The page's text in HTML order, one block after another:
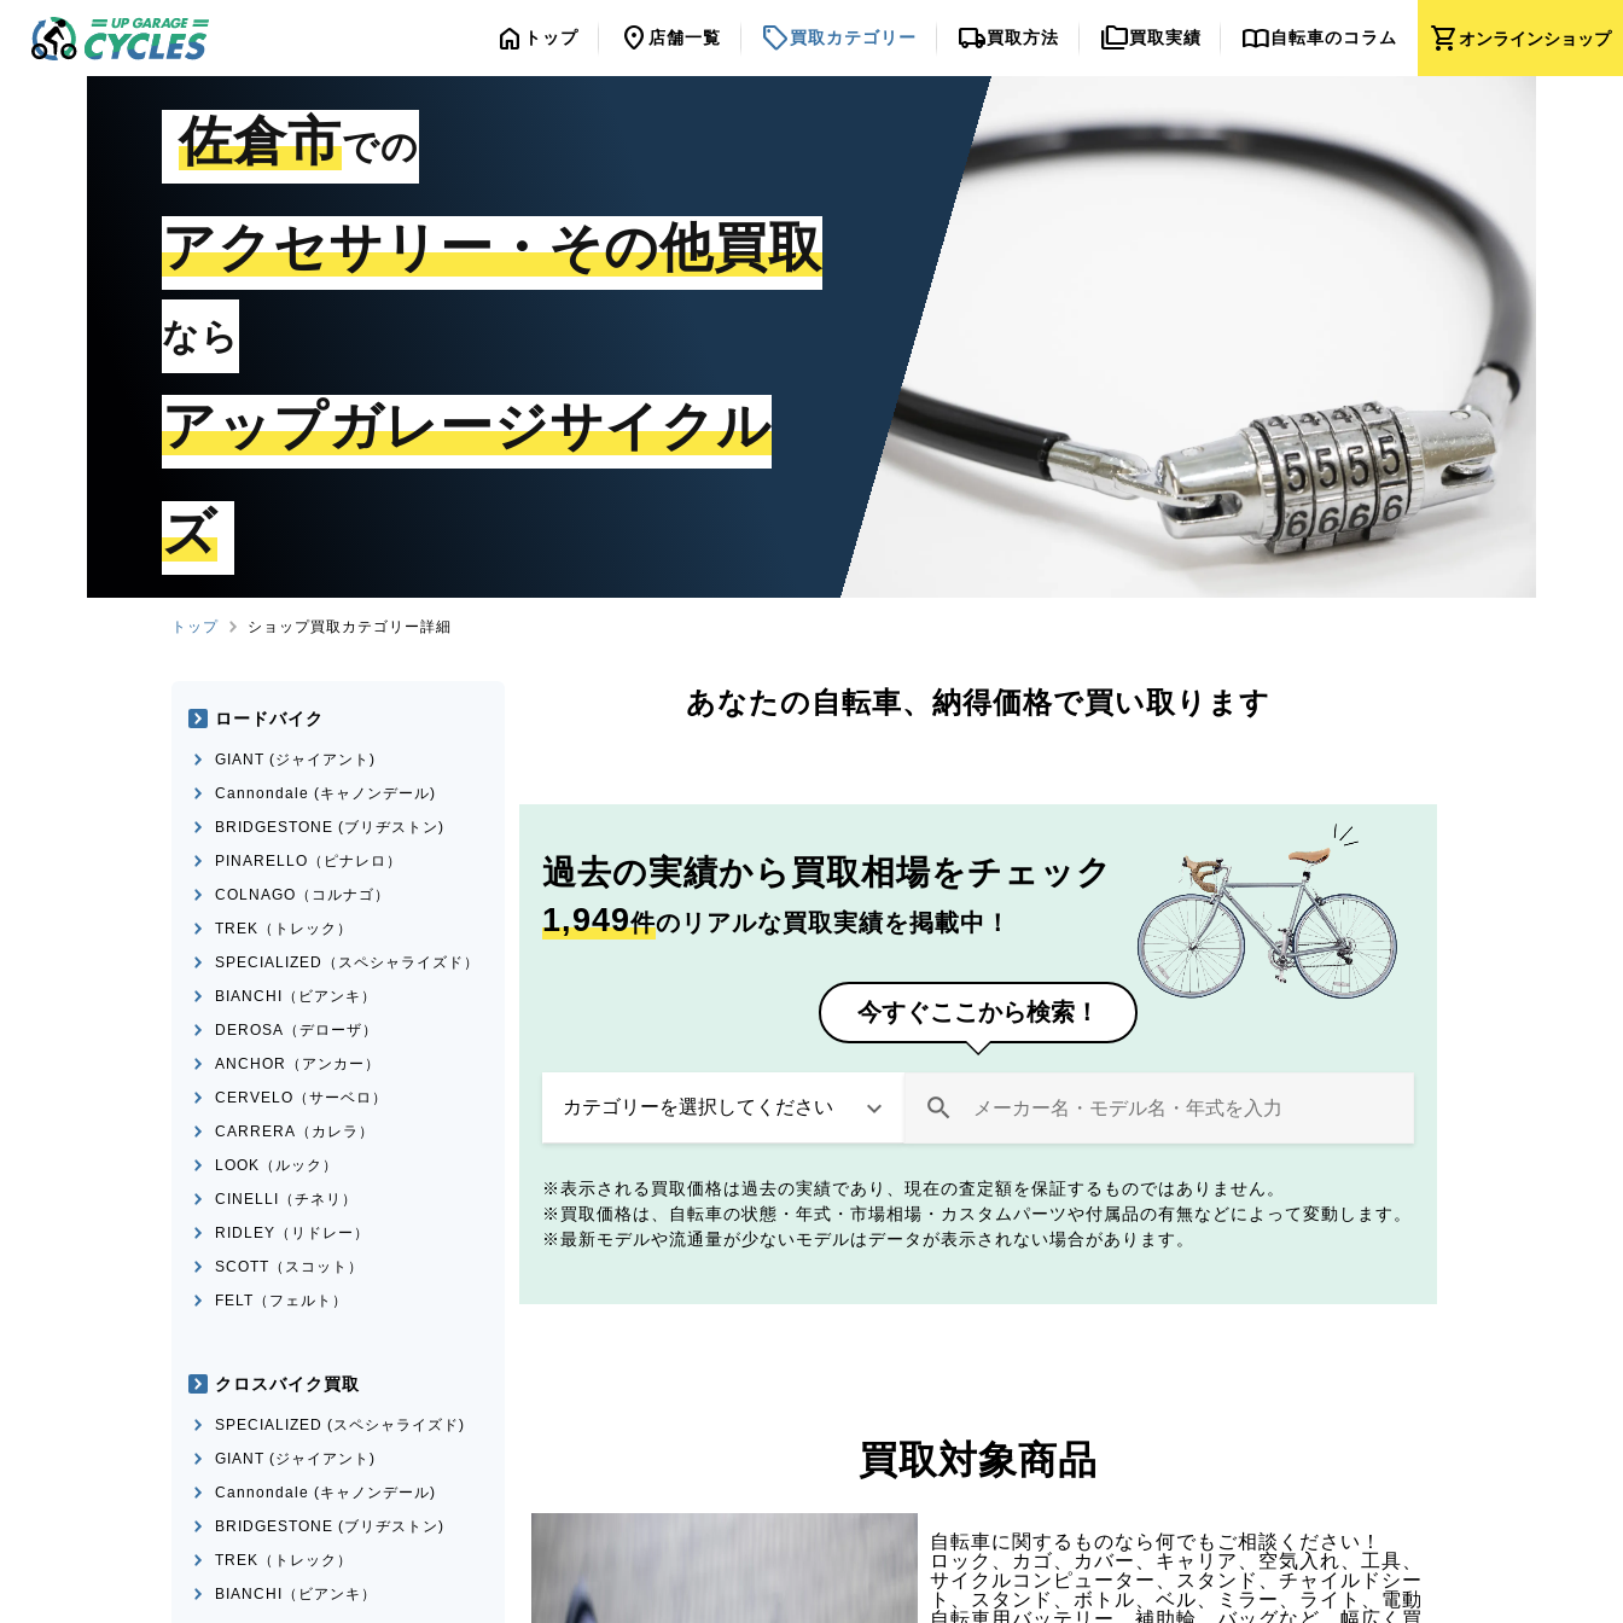
shopping_cartオンラインショップ
home トップ location_on 店舗一覧 sell買取カテゴリー local_shipping買取方法 folder_copy買取実績 import_contacts自転車のコラム
佐倉市での
アクセサリー・その他買取
なら
アップガレージサイクル
ズ
トップ ショップ買取カテゴリー詳細
あなたの自転車、 納得価格で買い取ります
過去の実績から 買取相場をチェック
1,949件のリアルな買取実績を掲載中！
今すぐここから検索！
表示される買取価格は過去の実績であり、現在の査定額を保証するものではありません。
買取価格は、自転車の状態・年式・市場相場・カスタムパーツや付属品の有無などによって変動します。
最新モデルや流通量が少ないモデルはデータが表示されない場合があります。
買取対象商品
自転車に関するものなら何でもご相談ください！
ロック、カゴ、カバー、キャリア、空気入れ、工具、
サイクルコンピューター、スタンド、チャイルドシー
ト、スタンド、ボトル、ベル、ミラー、ライト、電動
自転車用バッテリー、補助輪、バッグなど、幅広く買
ロードバイク
GIANT (ジャイアント)
Cannondale (キャノンデール)
BRIDGESTONE (ブリヂストン)
PINARELLO（ピナレロ）
COLNAGO（コルナゴ）
TREK（トレック）
SPECIALIZED（スペシャライズド）
BIANCHI（ビアンキ）
DEROSA（デローザ）
ANCHOR（アンカー）
CERVELO（サーベロ）
CARRERA（カレラ）
LOOK（ルック）
CINELLI（チネリ）
RIDLEY（リドレー）
SCOTT（スコット）
FELT（フェルト）
クロスバイク買取
SPECIALIZED (スペシャライズド)
GIANT (ジャイアント)
Cannondale (キャノンデール)
BRIDGESTONE (ブリヂストン)
TREK（トレック）
BIANCHI（ビアンキ）